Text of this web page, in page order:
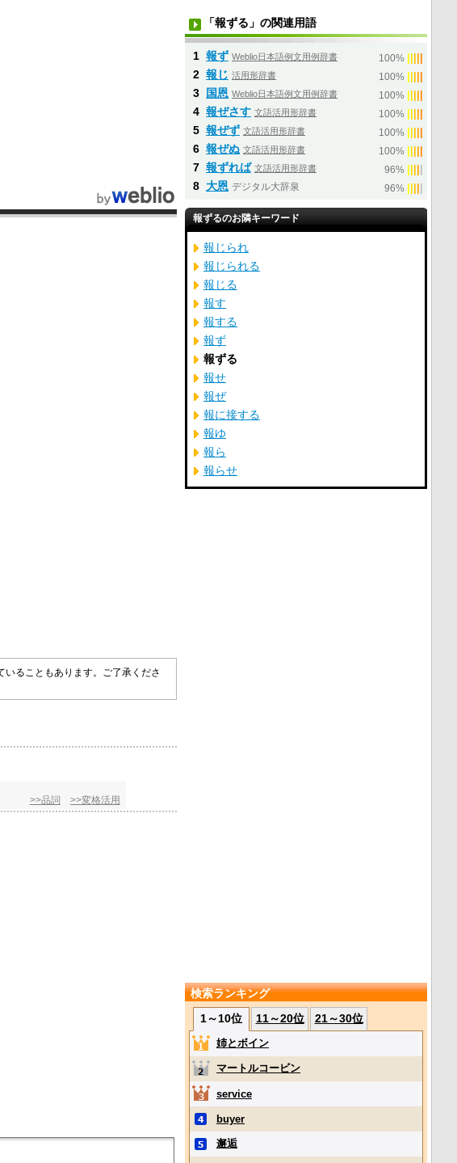
ることもあります。ご了承くださ
>>品詞
>>変格活用
「報ずる」の関連用語
1 報ず Weblio日本語例文用例辞書 100%
2 報じ 活用形辞書 100%
3 国恩 Weblio日本語例文用例辞書 100%
4 報ぜさす 文語活用形辞書 100%
5 報ぜず 文語活用形辞書 100%
6 報ぜぬ 文語活用形辞書 100%
7 報ずれば 文語活用形辞書 96%
8 大恩 デジタル大辞泉 96%
報ずるのお隣キーワード
報じられ
報じられる
報じる
報す
報する
報ず
報ずる
報せ
報ぜ
報に接する
報ゆ
報ら
報らせ
検索ランキング
1～10位
11～20位 21～30位
姉とボイン
マートルコービン
service
buyer
邂逅